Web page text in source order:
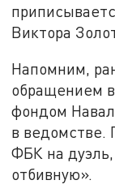
Виктора
Напомним,
обращением
фондом
в ведомстве.
ФБК на
отбивную».